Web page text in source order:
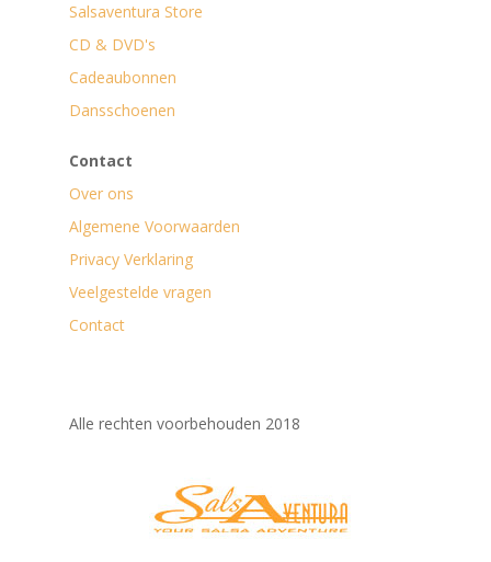
Salsaventura Store
CD & DVD's
Cadeaubonnen
Dansschoenen
Contact
Over ons
Algemene Voorwaarden
Privacy Verklaring
Veelgestelde vragen
Contact
Alle rechten voorbehouden 2018